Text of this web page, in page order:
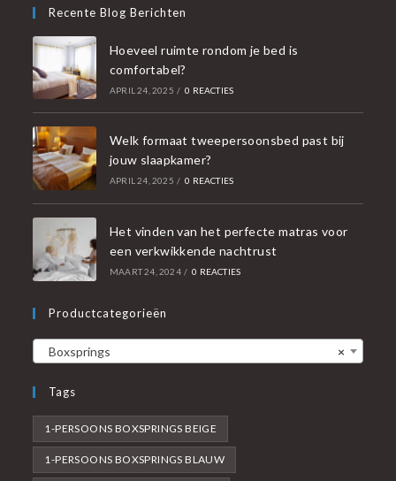
Recente Blog Berichten
Hoeveel ruimte rondom je bed is
comfortabel?
APRIL 24, 2025 / 0 REACTIES
Welk formaat tweepersoonsbed past bij
jouw slaapkamer?
APRIL 24, 2025 / 0 REACTIES
Het vinden van het perfecte matras voor
een verkwikkende nachtrust
MAART 24, 2024 / 0 REACTIES
Productcategorieën
×
Boxsprings
Tags
1-PERSOONS BOXSPRINGS BEIGE
1-PERSOONS BOXSPRINGS BLAUW